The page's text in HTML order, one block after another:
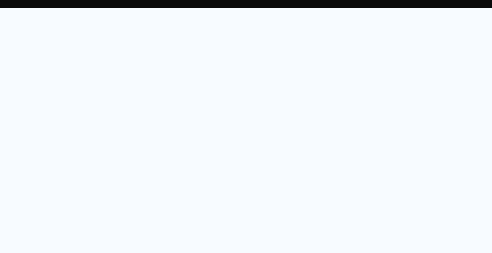
אחסון ושרתים
הלקוחות שלנו